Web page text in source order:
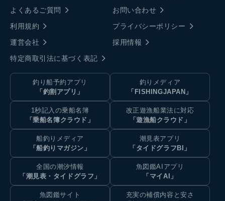
よくあるご質問
お問い合わせ
利用規約
プライバシーポリシー
運営会社
採用情報
特定商取引法に基づく表記
釣り船予約アプリ
「釣割アプリ」
釣りメディア
「FISHINGJAPAN」
1秒記入の乗船名簿
「乗船名簿クラウド」
改正遊漁船業法に対応
「遊漁船クラウド」
船釣りメディア
「船釣りマガジン」
潮見表アプリ
「タイドグラフBI」
全国の潮汐情報
「潮見表・タイドグラフ」
魚図鑑AIアプリ
「マイAI」
魚図鑑サイト
充実の補償内容と安さ